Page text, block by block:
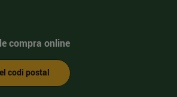
compra online
codi postal